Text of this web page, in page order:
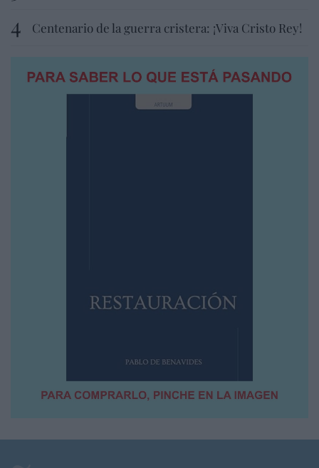
Centenario de la guerra cristera: ¡Viva Cristo Rey!